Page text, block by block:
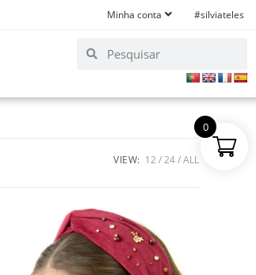
Minha conta #silviateles
VIEW: 12 24 ALL
0